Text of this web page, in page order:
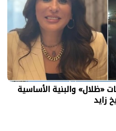
«ظلال» والبنية الأساسية
زايد